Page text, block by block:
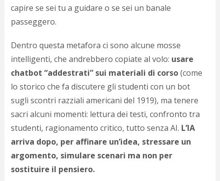
capire se sei tu a guidare o se sei un banale
passeggero.
Dentro questa metafora ci sono alcune mosse
intelligenti, che andrebbero copiate al volo: usare
chatbot “addestrati” sui materiali di corso(come
lo storico che fa discutere gli studenti con un bot
sugli scontri razziali americani del 1919), ma tenere
sacri alcuni momenti: lettura dei testi, confronto tra
studenti, ragionamento critico, tutto senza AI. L’IA
arriva dopo, per affinare un’idea, stressare un
argomento, simulare scenari ma non per
sostituire il pensiero.